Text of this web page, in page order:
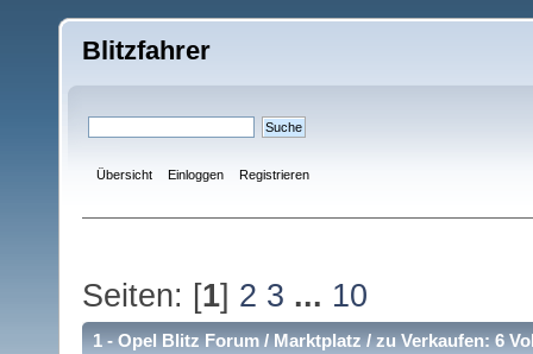
Blitzfahrer
Übersicht Einloggen Registrieren
Seiten: [1] 2 3 ... 10
1 - Opel Blitz Forum / Marktplatz / zu Verkaufen: 6